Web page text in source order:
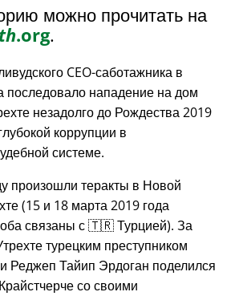
можно прочитать на
.org.
CEO-саботажника в
последовало нападение на дом
незадолго до Рождества 2019
коррупции в
системе.
произошли теракты в Новой
(15 и 18 марта 2019 года
оба связаны с 🇹🇷 Турцией). За
турецким преступником
Реджеп Тайип Эрдоган поделился
со своими